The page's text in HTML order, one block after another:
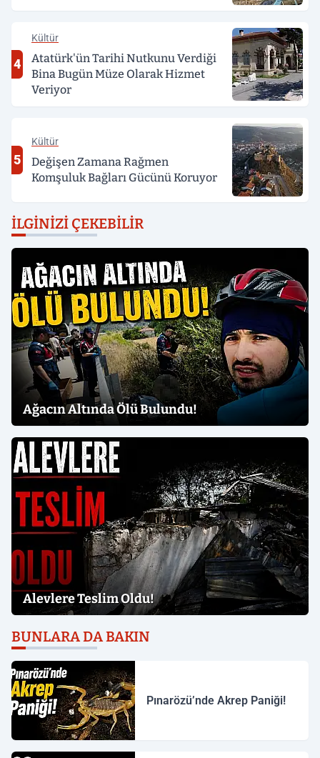
4
Kültür
Atatürk'ün Tarihi Nutkunu Verdiği
Bina Bugün Müze Olarak Hizmet
Veriyor
5
Kültür
Değişen Zamana Rağmen
Komşuluk Bağları Gücünü Koruyor
İLGINIZI ÇEKEBILIR
Ağacın Altında Ölü Bulundu!
Alevlere Teslim Oldu!
BUNLARA DA BAKIN
Pınarözü’nde Akrep Paniği!